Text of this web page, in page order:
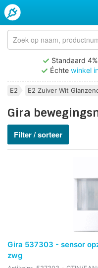
Standaard
Échte winkel
E2 E2 Zuiver Wit
Gira
Filter / sorteer
Gira 537303 - sensor
zwg